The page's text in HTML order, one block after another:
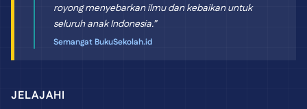
royong menyebarkan ilmu dan kebaikan untuk
seluruh anak Indonesia.”
Semangat BukuSekolah.id
JELAJAHI